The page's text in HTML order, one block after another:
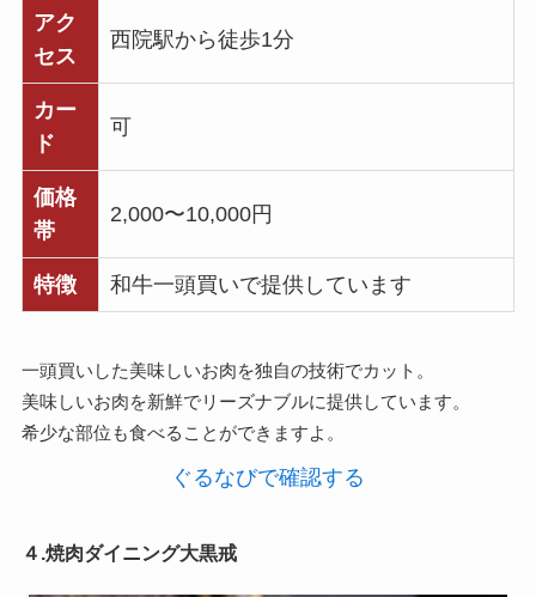
アク
セス
西院駅から徒歩1分
カー
ド
可
価格
帯
2,000〜10,000円
特徴 和牛一頭買いで提供しています
一頭買いした美味しいお肉を独自の技術でカット。
美味しいお肉を新鮮でリーズナブルに提供しています。
希少な部位も食べることができますよ。
ぐるなびで確認する
４.焼肉ダイニング大黒戒